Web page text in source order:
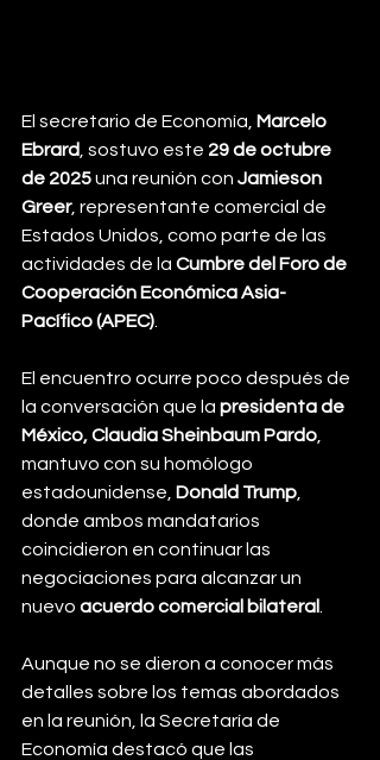
El secretario de Economía, Marcelo
Ebrard , sostuvo este 29 de octubre
de 2025 una reunión con Jamieson
Greer, representante comercial de
Estados Unidos, como parte de las
actividades de la Cumbre del Foro de
Cooperación Económica Asia-
Pacífico (APEC)
El encuentro ocurre poco después de
la conversación que la presidenta de
México, Claudia Sheinbaum Pardo
mantuvo con su homólogo
estadounidense, Donald Trump
donde ambos mandatarios
coincidieron en continuar las
negociaciones para alcanzar un
nuevo acuerdo comercial bilateral
Aunque no se dieron a conocer más
detalles sobre los temas abordados
en la reunión, la Secretaría de
Economía destacó que las